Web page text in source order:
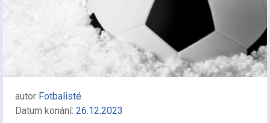
autor Fotbalisté
Datum konání: 26.12.2023